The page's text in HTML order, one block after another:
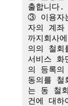
출합니다.
③ 이용자
자의 계좌
까지회사
의의 철
서비스 화
의 등록
동의를
는 동 철
건에 대하